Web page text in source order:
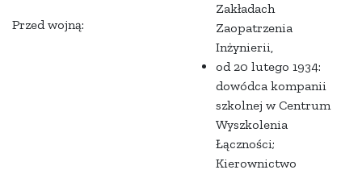
Przed wojną:
Zakładach
Zaopatrzenia
Inżynierii,
od 20 lutego 1934:
dowódca kompanii
szkolnej w Centrum
Wyszkolenia
Łączności;
Kierownictwo